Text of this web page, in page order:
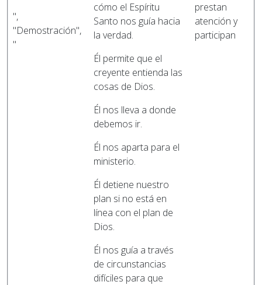
",
"Demostración",
"
cómo el Espíritu
Santo nos guía hacia
la verdad.
Él permite que el
creyente entienda las
cosas de Dios.
Él nos lleva a donde
debemos ir.
Él nos aparta para el
ministerio.
Él detiene nuestro
plan si no está en
línea con el plan de
Dios.
Él nos guía a través
de circunstancias
difíciles para que
prestan
atención y
participan